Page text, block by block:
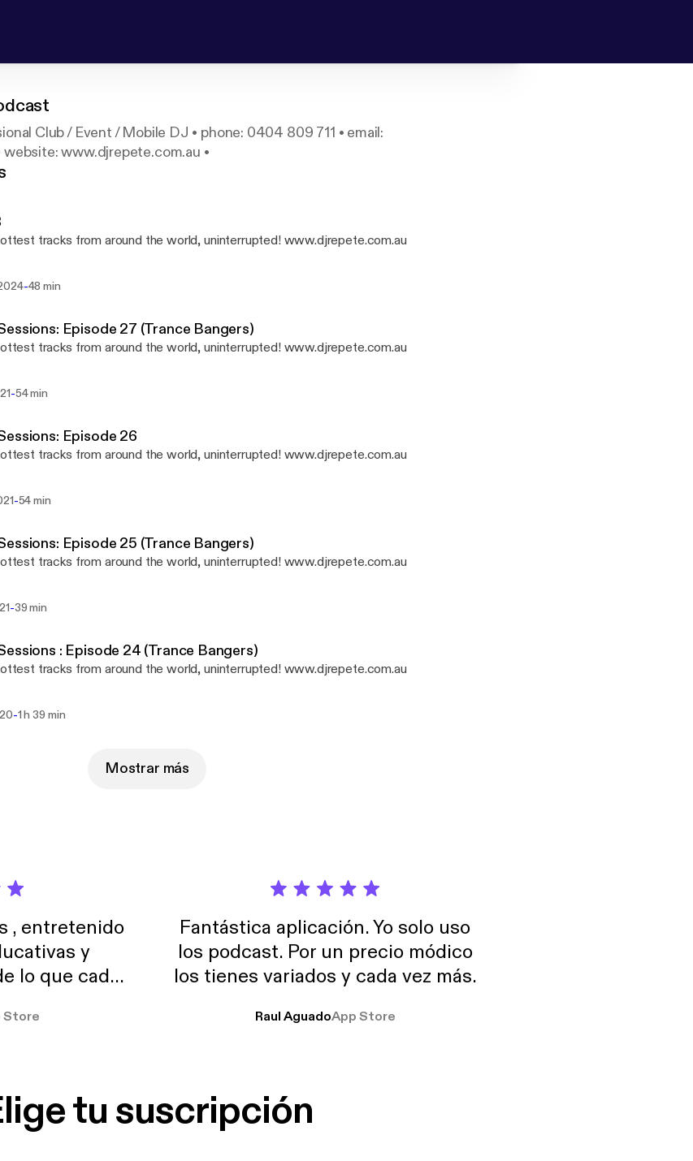
Club / Event / Mobile DJ • phone: 0404 809 711 • email:
www.djrepete.com.au •
tracks from around the world, uninterrupted! www.djrepete.com.au
-48 min
Episode 27 (Trance Bangers)
tracks from around the world, uninterrupted! www.djrepete.com.au
-54 min
Episode 26
tracks from around the world, uninterrupted! www.djrepete.com.au
-54 min
Episode 25 (Trance Bangers)
tracks from around the world, uninterrupted! www.djrepete.com.au
-39 min
: Episode 24 (Trance Bangers)
tracks from around the world, uninterrupted! www.djrepete.com.au
-1 h 39 min
Mostrar más
, entretenido
y
lo que cada
horas
Store
Fantástica aplicación. Yo solo uso
los podcast. Por un precio módico
los tienes variados y cada vez más.
Raul AguadoApp Store
tu suscripción